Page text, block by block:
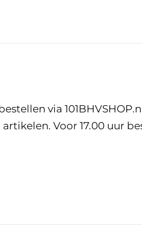
via
Voor 17.00 uur